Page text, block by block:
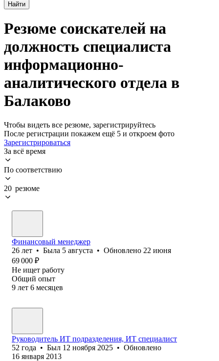
Найти
Резюме соискателей на
должность специалиста
информационно-
аналитического отдела в
Балаково
Чтобы видеть все резюме, зарегистрируйтесь
После регистрации покажем ещё 5 и откроем фото
Зарегистрироваться
За всё время
По соответствию
20 резюме
Финансовый менеджер
26 лет • Была 5 августа • Обновлено 22 июня
69 000 ₽
Не ищет работу
Общий опыт
9 лет 6 месяцев
Руководитель ИТ подразделения, ИТ специалист
52 года • Был 12 ноября 2025 • Обновлено
16 января 2013